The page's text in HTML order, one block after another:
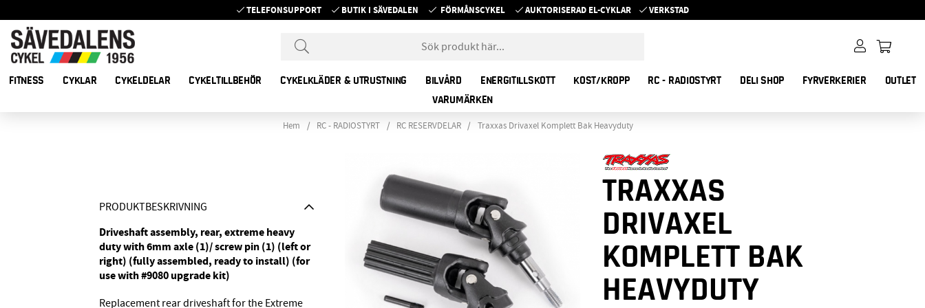
TELEFONSUPPORT BUTIK I SÄVEDALEN FÖRMÅNSCYKEL AUKTORISERAD EL-CYKLAR VERKSTAD
FITNESS CYKLAR CYKELDELAR CYKELTILLBEHÖR CYKELKLÄDER & UTRUSTNING BILVÅRD ENERGITILLSKOTT KOST/KROPP RC - RADIOSTYRT DELI SHOP FYRVERKERIER
OUTLET
VARUMÄRKEN
Hem RC - RADIOSTYRT RC RESERVDELAR Traxxas Drivaxel Komplett Bak Heavyduty
PRODUKTBESKRIVNING
Driveshaft assembly, rear, extreme heavy
duty with 6mm axle (1)/ screw pin (1) (left or
right) (fully assembled, ready to install) (for
use with #9080 upgrade kit)
Replacement rear driveshaft for the Extreme
TRAXXAS
DRIVAXEL
KOMPLETT BAK
HEAVYDUTY